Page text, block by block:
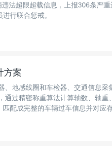
法超限超载信息，上报306条严
行联合惩戒。
方案
地感线圈和车检器、交通信息采
通过精密称重算法计算轴数、轴重
配成完整的车辆过车信息并对应存